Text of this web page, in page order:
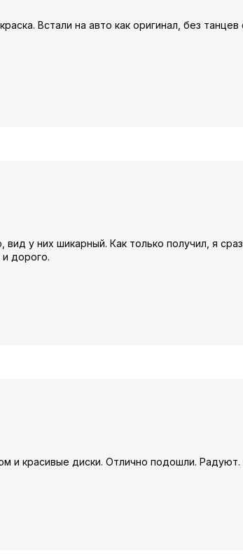
Встали на авто как оригинал, без
у них шикарный. Как только получил, я
дорого.
и красивые диски. Отлично подошли. Радуют.